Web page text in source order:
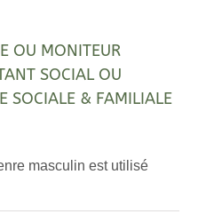
OU MONITEUR
SOCIAL OU
SOCIALE & FAMILIALE
masculin est utilisé